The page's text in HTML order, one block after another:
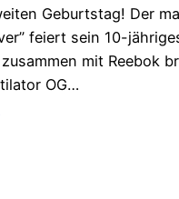
Geburtstag! Der
feiert sein 10-
mit Reebok
OG…